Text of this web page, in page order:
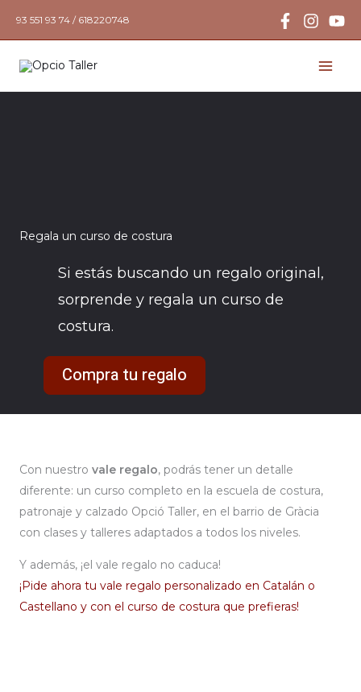
93 551 93 74 / 618220748
Regala un curso de costura
Si estás buscando un regalo original,
sorprende y regala un curso de
costura.
Compra tu regalo
Con nuestro vale regalo, podrás tener un detalle
diferente: un curso completo en la escuela de costura,
patronaje y calzado Opció Taller, en el barrio de Gràcia
con clases y talleres adaptados a todos los niveles.
Y además, ¡el vale regalo no caduca!
¡Pide ahora tu vale regalo personalizado en Catalán o
Castellano y con el curso de costura que prefieras!